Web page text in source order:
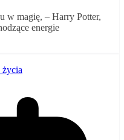
w magię, – Harry Potter,
energie
życia